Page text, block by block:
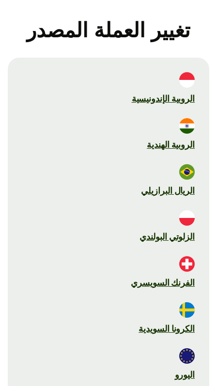
تغيير العملة المصدر
الروبية الإندونيسية
الروبية الهندية
الريال البرازيلي
الزلوتي البولندي
الفرنك السويسري
الكرونا السويدية
اليورو